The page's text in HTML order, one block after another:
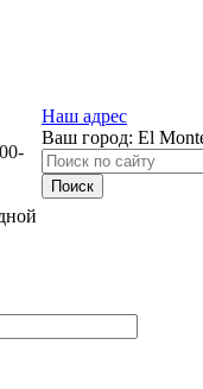
Наш адрес
Ваш город: El